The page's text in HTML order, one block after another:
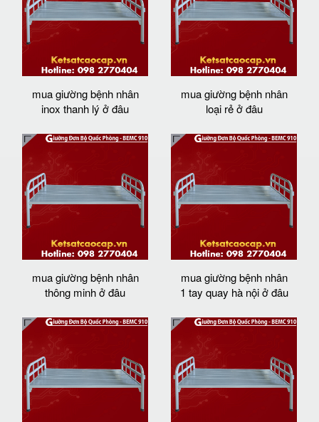
mua giường bệnh nhân
inox thanh lý ở đâu
mua giường bệnh nhân
loại rẻ ở đâu
mua giường bệnh nhân
thông minh ở đâu
mua giường bệnh nhân
1 tay quay hà nội ở đâu